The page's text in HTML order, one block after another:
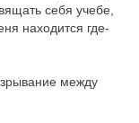
себя учебе,
находится где-
между